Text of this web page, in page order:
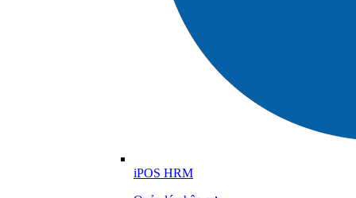
iPOS HRM